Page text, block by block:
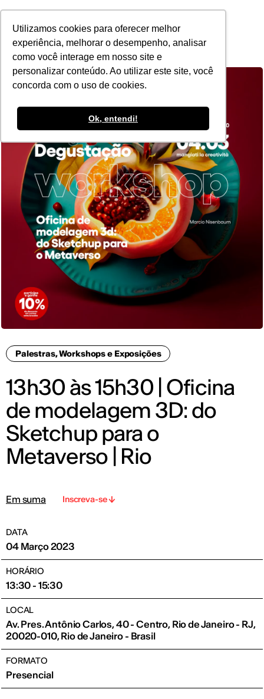
Utilizamos cookies para oferecer melhor
experiência, melhorar o desempenho, analisar
como você interage em nosso site e
personalizar conteúdo. Ao utilizar este site, você
concorda com o uso de cookies.
Ok, entendi!
POR
Palestras, Workshops e Exposições
13h30 às 15h30 | Oficina
de modelagem 3D: do
Sketchup para o
Metaverso | Rio
Em suma Inscreva-se
DATA
04 Março 2023
HORÁRIO
13:30 - 15:30
LOCAL
Av. Pres. Antônio Carlos, 40 - Centro, Rio de Janeiro - RJ,
20020-010, Rio de Janeiro - Brasil
FORMATO
Presencial